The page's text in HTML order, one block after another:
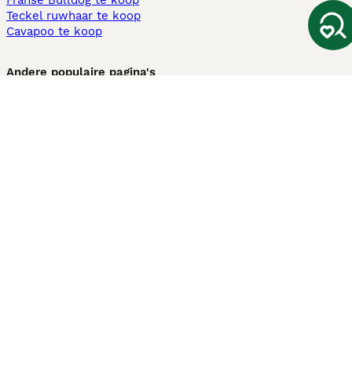
Teckel ruwhaar te koop
Cavapoo te koop
Andere populaire pagina's